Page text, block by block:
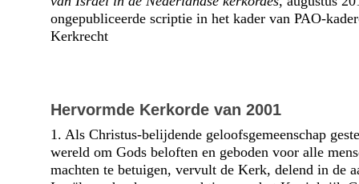
ongepubliceerde scriptie in het kader van PAO-
Kerkrecht
Hervormde Kerkorde van 2001
1. Als Christus-belijdende geloofs­gemeen­schap
wereld om Gods beloften en geboden voor alle
machten te betuigen, vervult de Kerk, delend in de